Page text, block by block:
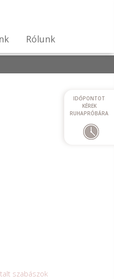
Rólunk
IDŐPONTOT
KÉREK
RUHAPRÓBÁRA
szabászok